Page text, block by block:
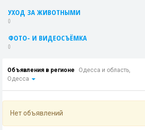
УХОД ЗА ЖИВОТНЫМИ
0
ФОТО- И ВИДЕОСЪЁМКА
0
Объявления в регионе
Одесса и область,
Одесса
Нет объявлений